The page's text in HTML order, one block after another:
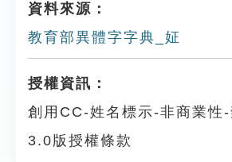
資料來源：
教育部異體字字典_姃
授權資訊：
創用CC-姓名標示-非商業性
3.0版授權條款